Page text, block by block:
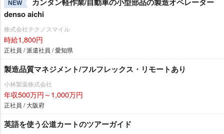
NEW
denso aichi
株式会社テクノスマイル
時給1,800円
正社員 / 派遣社員 / 愛知県
製造品質マネジメント/フルフレックス・リモートあり
小林製薬株式会社
年収500万円～1,000万円
正社員 / 大阪府
英語を使う公道カートのツアーガイド